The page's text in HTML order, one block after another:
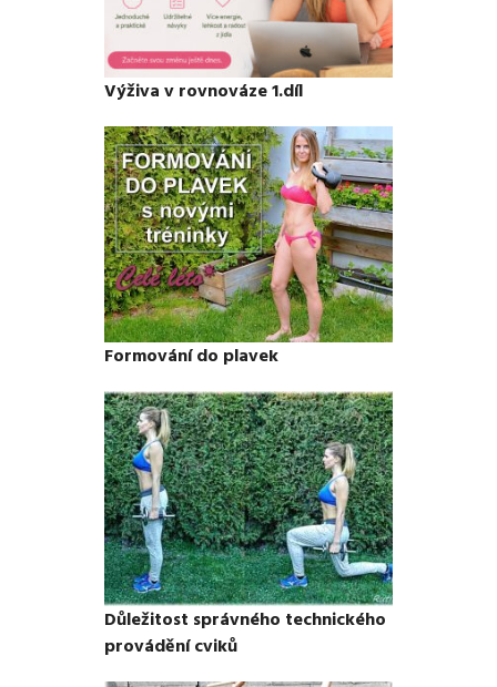
Výživa v rovnováze 1.díl
Formování do plavek
Důležitost správného technického
provádění cviků